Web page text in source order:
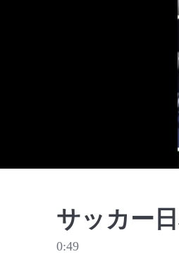
サッカー
0:49